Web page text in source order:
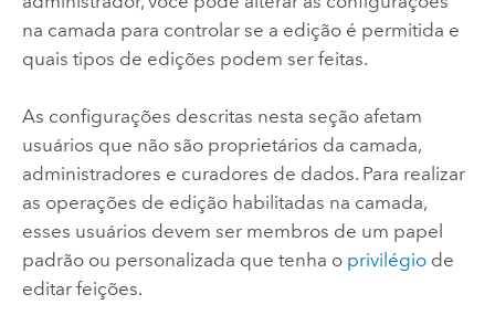
na camada para controlar se a edição é permitida e
quais tipos de edições podem ser feitas.
As configurações descritas nesta seção afetam
usuários que não são proprietários da camada,
administradores e curadores de dados. Para realizar
as operações de edição habilitadas na camada,
esses usuários devem ser membros de um papel
padrão ou personalizada que tenha o privilégiode
editar feições.